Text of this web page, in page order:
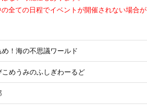
全ての日程でイベントが開催されない場合が
！海の不思議ワールド
めうみのふしぎわーるど